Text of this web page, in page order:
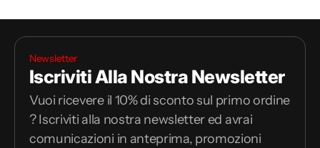
Newsletter
Iscriviti Alla Nostra Newsletter
Vuoi ricevere il 10% di sconto sul primo ordine
? Iscriviti alla nostra newsletter ed avrai
comunicazioni in anteprima, promozioni